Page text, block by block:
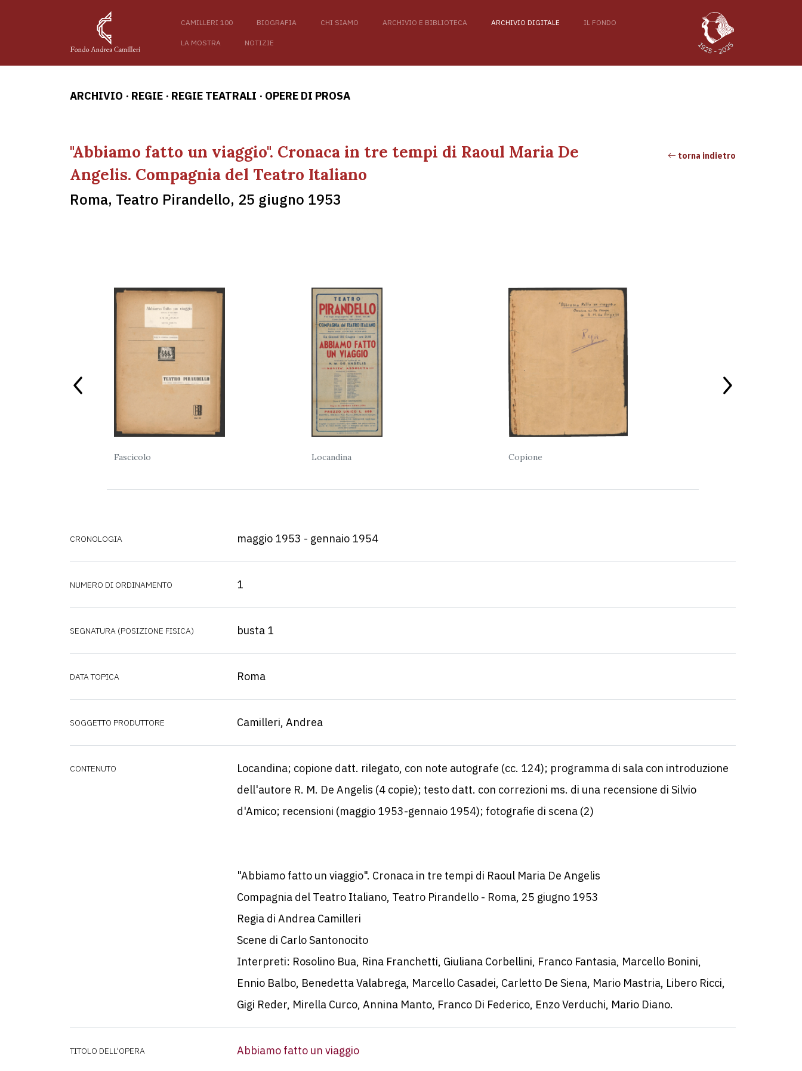
CAMILLERI 100 BIOGRAFIA CHI SIAMO ARCHIVIO E BIBLIOTECA ARCHIVIO DIGITALE IL FONDO
LA MOSTRA NOTIZIE
ARCHIVIO · REGIE · REGIE TEATRALI · OPERE DI PROSA
"Abbiamo fatto un viaggio". Cronaca in tre tempi di Raoul Maria De
Angelis. Compagnia del Teatro Italiano
Roma, Teatro Pirandello, 25 giugno 1953
torna indietro
Fascicolo Locandina Copione
Previous Next
CRONOLOGIA maggio 1953 - gennaio 1954
NUMERO DI ORDINAMENTO 1
SEGNATURA (POSIZIONE FISICA) busta 1
DATA TOPICA Roma
SOGGETTO PRODUTTORE Camilleri, Andrea
CONTENUTO
Locandina; copione datt. rilegato, con note autografe (cc. 124); programma di sala con introduzione
dell'autore R. M. De Angelis (4 copie); testo datt. con correzioni ms. di una recensione di Silvio
d'Amico; recensioni (maggio 1953-gennaio 1954); fotografie di scena (2)
"Abbiamo fatto un viaggio". Cronaca in tre tempi di Raoul Maria De Angelis
Compagnia del Teatro Italiano, Teatro Pirandello - Roma, 25 giugno 1953
Regia di Andrea Camilleri
Scene di Carlo Santonocito
Interpreti: Rosolino Bua, Rina Franchetti, Giuliana Corbellini, Franco Fantasia, Marcello Bonini,
Ennio Balbo, Benedetta Valabrega, Marcello Casadei, Carletto De Siena, Mario Mastria, Libero Ricci,
Gigi Reder, Mirella Curco, Annina Manto, Franco Di Federico, Enzo Verduchi, Mario Diano.
TITOLO DELL'OPERA Abbiamo fatto un viaggio